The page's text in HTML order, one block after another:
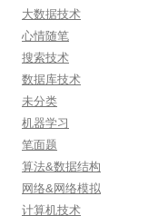
大数据技术
心情随笔
搜索技术
数据库技术
未分类
机器学习
笔面题
算法&数据结构
网络&网络模拟
计算机技术